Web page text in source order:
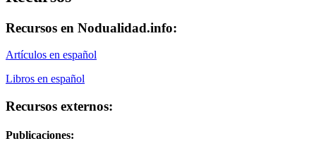
Recursos en Nodualidad.info:
Artículos en español
Libros en español
Recursos externos:
Publicaciones: